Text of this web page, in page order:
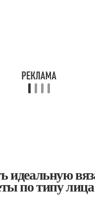
идеальную
по типу лица